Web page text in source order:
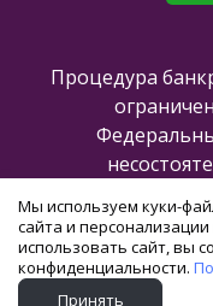
Процедура
Все
Создание и
команда
Мы используем куки-
сайта и
использовать сайт, вы
конфиденциальности.
Принять